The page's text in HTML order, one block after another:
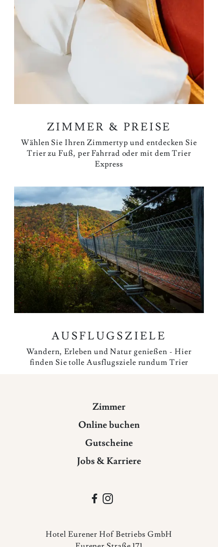
ZIMMER & PREISE
Wählen Sie Ihren Zimmertyp und entdecken Sie
Trier zu Fuß, per Fahrrad oder mit dem Trier
Express
AUSFLUGSZIELE
Wandern, Erleben und Natur genießen - Hier
finden Sie tolle Ausflugsziele rundum Trier
Zimmer
Online buchen
Gutscheine
Jobs & Karriere
 
Hotel Eurener Hof Betriebs GmbH